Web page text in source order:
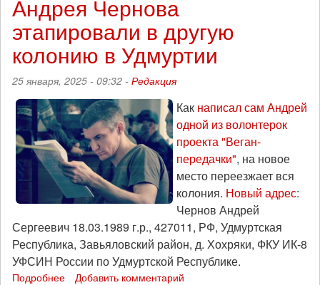
против
Путина
2025»
Андрея Чернова
этапировали в другую
колонию в Удмуртии
25 января, 2025 - 09:32 - Редакция
Как написал сам Андрей
одной из волонтерок
проекта "Веган-
передачки", на новое
место переезжает вся
колония. Новый адрес:
Чернов Андрей
Сергеевич 18.03.1989 г.р., 427011, РФ, Удмуртская
Республика, Завьяловский район, д. Хохряки, ФКУ ИК-8
УФСИН России по Удмуртской Республике.
Подробнее Добавить комментарий